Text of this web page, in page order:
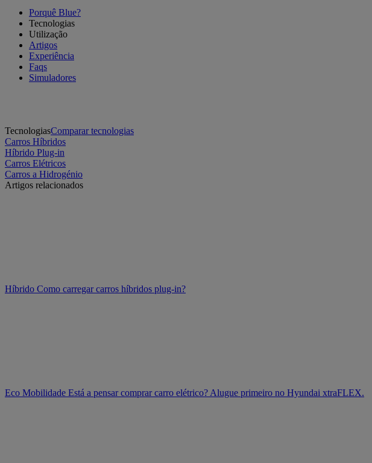
Porquê Blue?
Tecnologias
Utilização
Artigos
Experiência
Faqs
Simuladores
TecnologiasComparar tecnologias
Carros Híbridos
Híbrido Plug-in
Carros Elétricos
Carros a Hidrogénio
Artigos relacionados
Híbrido Como carregar carros híbridos plug-in?
Eco Mobilidade Está a pensar comprar carro elétrico? Alugue primeiro no Hyundai xtraFLEX.